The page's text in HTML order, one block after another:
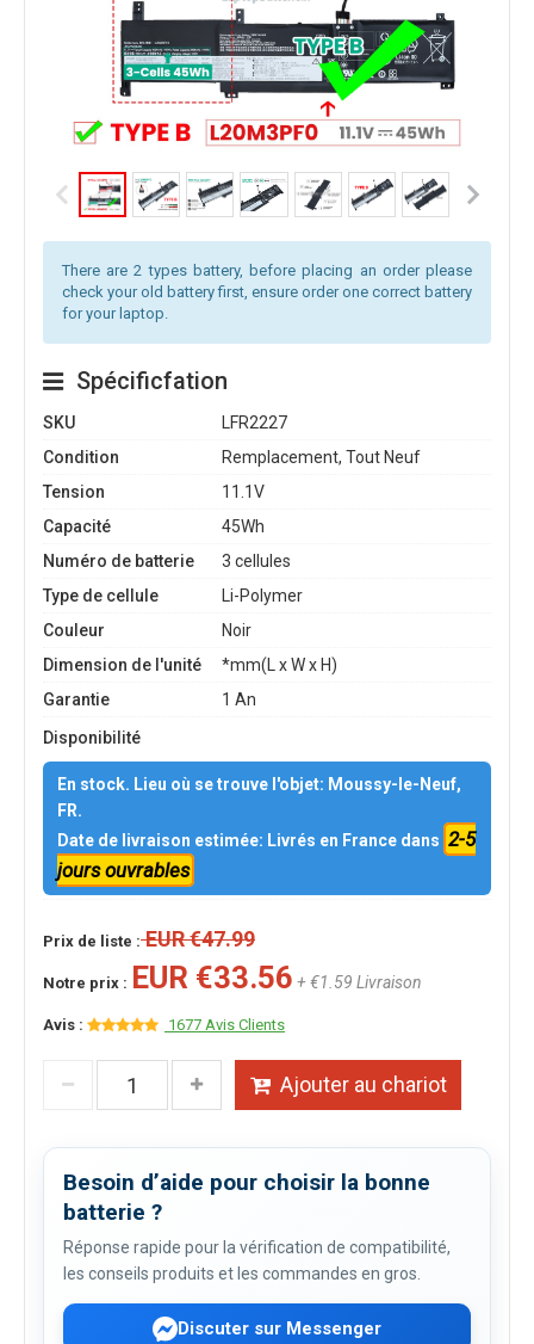
There are 2 types battery, before placing an order please
check your old battery first, ensure order one correct battery
for your laptop.
Spécificfation
SKU
LFR2227
Condition
Remplacement, Tout Neuf
Tension
11.1V
Capacité
45Wh
Numéro de batterie
3 cellules
Type de cellule
Li-Polymer
Couleur
Noir
Dimension de l'unité
*mm(L x W x H)
Garantie
1 An
Disponibilité
En stock. Lieu où se trouve l'objet: Moussy-le-Neuf,
FR.
Date de livraison estimée: Livrés en France dans 2-5
jours ouvrables
Prix de liste :EUR €47.99
Notre prix : EUR €33.56 + €1.59 Livraison
Avis : 1677 Avis Clients
Ajouter au chariot
Besoin d’aide pour choisir la bonne
batterie ?
Réponse rapide pour la vérification de compatibilité,
les conseils produits et les commandes en gros.
Discuter sur Messenger